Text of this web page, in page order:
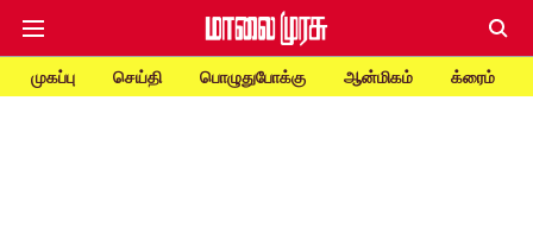
முகப்பு செய்தி பொழுதுபோக்கு ஆன்மிகம் க்ரைம்